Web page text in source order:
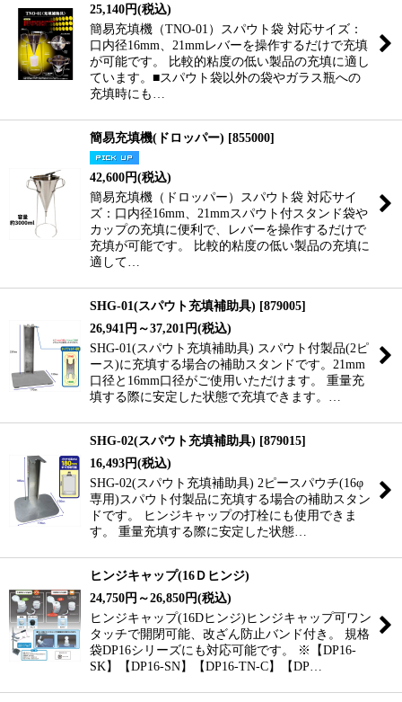
25,140円(税込)
簡易充填機（TNO-01）スパウト袋 対応サイズ：
口内径16mm、21mmレバーを操作するだけで充填
が可能です。 比較的粘度の低い製品の充填に適し
ています。■スパウト袋以外の袋やガラス瓶への
充填時にも…
簡易充填機(ドロッパー) [855000]
42,600円(税込)
簡易充填機（ドロッパー）スパウト袋 対応サイ
ズ：口内径16mm、21mmスパウト付スタンド袋や
カップの充填に便利で、レバーを操作するだけで
充填が可能です。 比較的粘度の低い製品の充填に
適して…
SHG-01(スパウト充填補助具) [879005]
26,941 円 ～37,201 円(税込)
SHG-01(スパウト充填補助具) スパウト付製品(2ピ
ース)に充填する場合の補助スタンドです。21mm
口径と16mm口径がご使用いただけます。 重量充
填する際に安定した状態で充填できます。…
SHG-02(スパウト充填補助具) [879015]
16,493円(税込)
SHG-02(スパウト充填補助具) 2ピースパウチ(16φ
専用)スパウト付製品に充填する場合の補助スタン
ドです。 ヒンジキャップの打栓にも使用できま
す。 重量充填する際に安定した状態…
ヒンジキャップ(16Ｄヒンジ)
24,750円 ～26,850円(税込)
ヒンジキャップ(16Dヒンジ)ヒンジキャップ可ワン
タッチで開閉可能、改ざん防止バンド付き。 規格
袋DP16シリーズにも対応可能です。 ※【DP16-
SK】【DP16-SN】【DP16-TN-C】【DP…